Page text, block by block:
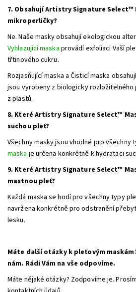
7. Obsahují Artistry Signature Select™
mikroperličky?
Ne. Naše masky obsahují ekologickou
Vyhlazující maska provádí exfoliaci Vaší
třtinového cukru.
Rozjasňující maska a Čisticí maska
jsou vyrobeny z biologicky rozložitelného
z plastů.
8. Které Artistry Signature Select™
suchou pleť?
Všechny masky jsou vhodné pro všechny
maska je určena konkrétně k hydrataci
9. Které Artistry Signature Select™
mastnou pleť?
Každá maska se hodí pro všechny typy
navržena konkrétně pro odstranění
lesku.
Máte další otázky k pleťovým
nám. Rádi Vám na vše odpovíme.
Máte nějaké otázky? Zodpovíme je.